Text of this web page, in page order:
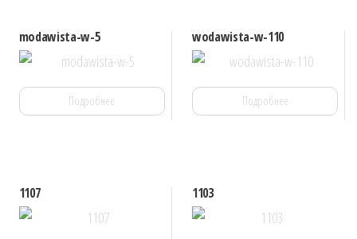
modawista-w-5
Подробнее
wodawista-w-110
Подробнее
1107 1103